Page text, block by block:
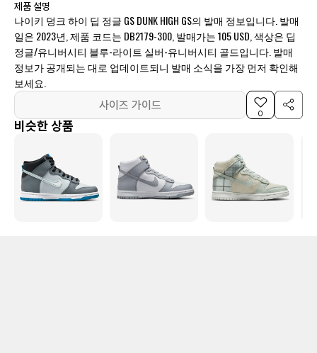
제품 설명
나이키 덩크 하이 딥 정글 GS DUNK HIGH GS의 발매 정보입니다. 발매
일은 2023년, 제품 코드는 DB2179-300, 발매가는 105 USD, 색상은 딥
정글/유니버시티 블루-라이트 실버-유니버시티 골드입니다. 발매
정보가 공개되는 대로 업데이트되니 발매 소식을 가장 먼저 확인해
보세요.
사이즈 가이드
0
비슷한 상품